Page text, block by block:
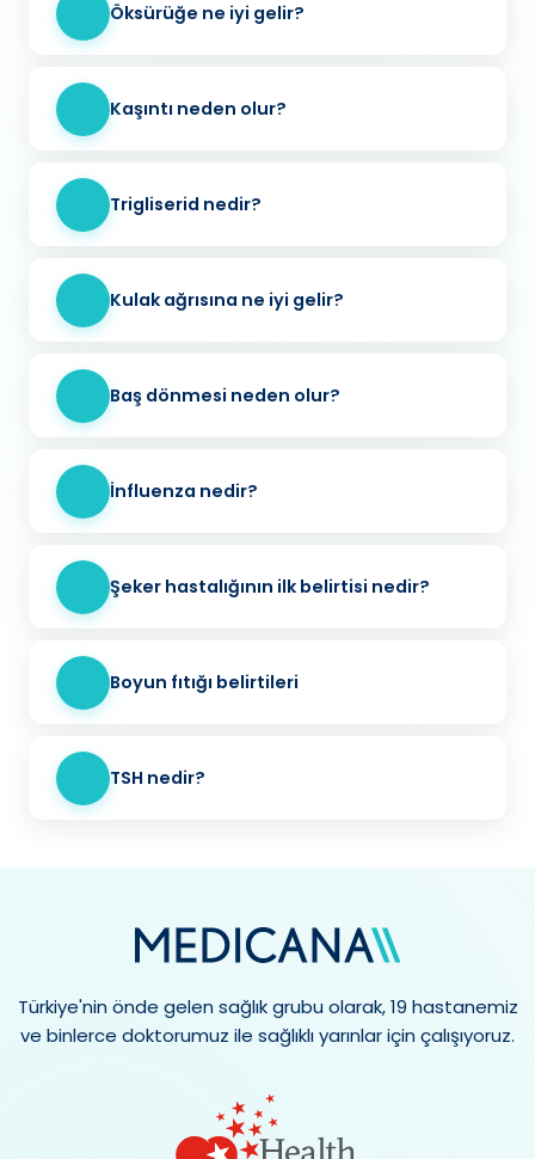
Öksürüğe ne iyi gelir?
Kaşıntı neden olur?
Trigliserid nedir?
Kulak ağrısına ne iyi gelir?
Baş dönmesi neden olur?
İnfluenza nedir?
Şeker hastalığının ilk belirtisi nedir?
Boyun fıtığı belirtileri
TSH nedir?
Türkiye'nin önde gelen sağlık grubu olarak, 19 hastanemiz
ve binlerce doktorumuz ile sağlıklı yarınlar için çalışıyoruz.